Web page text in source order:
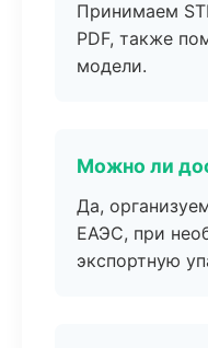
Принимаем
PDF, также
модели.
Можно ли
Да,
ЕАЭС, при
экспортную